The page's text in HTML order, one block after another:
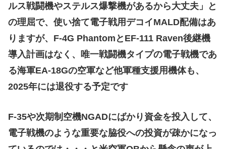
ルス戦闘機やステルス爆撃機があるから大丈夫」と
の理屈で、使い捨て電子戦用デコイMALD配備はあ
りますが、F-4G PhantomとEF-111 Raven後継機
導入計画はなく、唯一戦闘機タイプの電子戦機であ
る海軍EA-18Gの空軍など他軍種支援用機体も、
2025年には退役する予定です
F-35や次期制空機NGADにばかり資金を投入して、
電子戦機のような重要な脇役への投資が疎かになっ